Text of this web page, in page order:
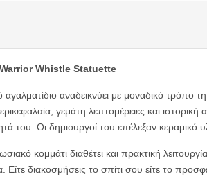
Whistle Statuette
αναδεικνύει με μοναδικό τρόπο
γεμάτη λεπτομέρειες και
του. Οι δημιουργοί του επέλεξαν
κομμάτι διαθέτει και πρακτική
Είτε διακοσμήσεις το σπίτι σου είτε το